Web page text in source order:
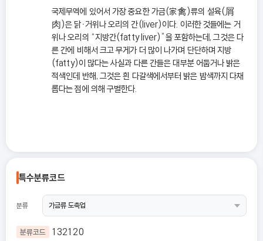
국제무역에 있어서 가장 중요한 가금(家禽)류의 설육(屑
肉)은 닭ㆍ거위나 오리의 간(liver)이다. 이러한 것들에는 거
위나 오리의 “지방간(fatty liver)”을 포함하는데, 그것은 다
른 간에 비해서 크고 무게가 더 많이 나가며 단단하며 지방
(fatty)이 많다는 사실과 다른 간들은 대부분 어둡거나 밝은
적색인데 반해, 그것은 흰 다갈색에서부터 밝은 밤색까지 다채
롭다는 점에 의해 구별한다.
특수분류코드
분류
분류코드 132120